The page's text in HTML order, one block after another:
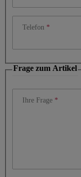
Telefon
Frage zum Artikel
Ihre Frage